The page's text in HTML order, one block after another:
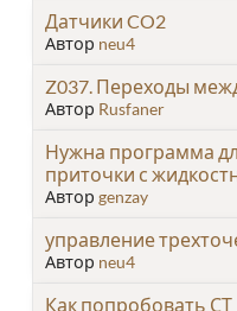
Датчики CO2
Автор neu4
Z037. Переходы
Автор Rusfaner
Нужна программа
приточки с
Автор genzay
управление
Автор neu4
Как попробовать СТ